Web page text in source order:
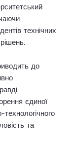
технічних
до
єдиної
та